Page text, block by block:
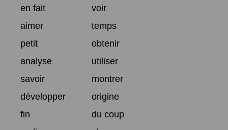
en fait
voir
aimer
temps
petit
obtenir
analyse
utiliser
savoir
montrer
développer
origine
fin
du coup